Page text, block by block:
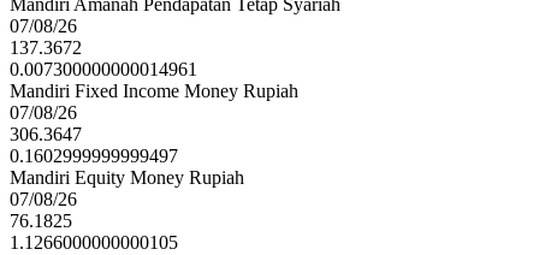
Mandiri Amanah Pendapatan Tetap Syariah
07/08/26
137.3672
0.007300000000014961
Mandiri Fixed Income Money Rupiah
07/08/26
306.3647
0.1602999999999497
Mandiri Equity Money Rupiah
07/08/26
76.1825
1.1266000000000105